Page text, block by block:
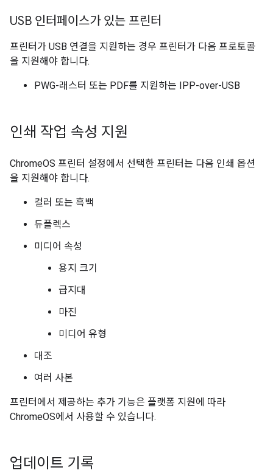
USB 인터페이스가 있는 프린터
프린터가 USB 연결을 지원하는 경우 프린터가 다음 프로토콜
을 지원해야 합니다.
PWG-래스터 또는 PDF를 지원하는 IPP-over-USB
인쇄 작업 속성 지원
ChromeOS 프린터 설정에서 선택한 프린터는 다음 인쇄 옵션
을 지원해야 합니다.
컬러 또는 흑백
듀플렉스
미디어 속성
용지 크기
급지대
마진
미디어 유형
대조
여러 사본
프린터에서 제공하는 추가 기능은 플랫폼 지원에 따라
ChromeOS에서 사용할 수 있습니다.
업데이트 기록